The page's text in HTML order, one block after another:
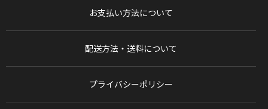
お支払い方法について
配送方法・送料について
プライバシーポリシー